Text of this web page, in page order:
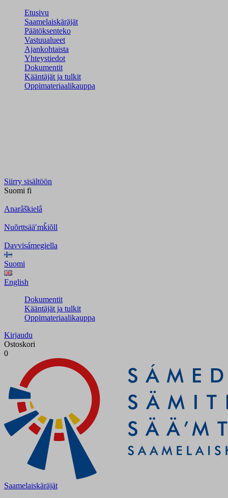
Etusivu
Saamelaiskäräjät
Päätöksenteko
Vastuualueet
Ajankohtaista
Yhteystiedot
Dokumentit
Kääntäjät ja tulkit
Oppimateriaalikauppa
Siirry sisältöön
Suomi fi
Anarâškielâ
Nuõrttsääʹmǩiõll
Davvisámegiella
Suomi
English
Dokumentit
Kääntäjät ja tulkit
Oppimateriaalikauppa
Kirjaudu
Ostoskori
0
Saamelaiskäräjät